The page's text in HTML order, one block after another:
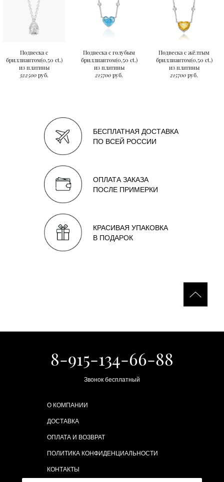
Подвеска с
бриллиантом(0,50 ct.)
из платины
322500 руб.
Подвеска с голубым
бриллиантом(0,50 ct.)
из платины
215700 руб.
Подвеска с жёлтым
бриллиантом(0,50 ct.)
из платины
215700 руб.
БЕСПЛАТНАЯ ДОСТАВКА
ПО ВСЕЙ РОССИИ
ОПЛАТА ЗАКАЗА
ПОСЛЕ ПРИМЕРКИ
КРАСИВАЯ УПАКОВКА
В ПОДАРОК
8-915-134-66-88
Звонок бесплатный
О КОМПАНИИ
ДОСТАВКА
ОПЛАТА И ВОЗВРАТ
ПОЛИТИКА КОНФИДЕНЦИАЛЬНОСТИ
КОНТАКТЫ